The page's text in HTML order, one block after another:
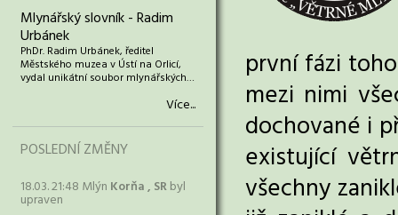
Mlynářský slovník - Radim
Urbánek
PhDr. Radim Urbánek, ředitel
Městského muzea v Ústí na Orlicí,
vydal unikátní soubor mlynářských…
Více...
POSLEDNÍ ZMĚNY
18.03. 21:48 Mlýn Korňa , SRbyl
upraven
první fázi
mezi nimi
dochované i
existující
všechny